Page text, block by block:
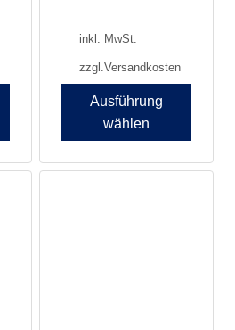
inkl. MwSt.
zzgl. Versandkosten
Ausführung
wählen